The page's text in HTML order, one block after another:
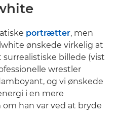
portrætter, men
ønskede virkelig at
billede (vist
wrestler
og vi ønskede
i en mere
han var ved at bryde